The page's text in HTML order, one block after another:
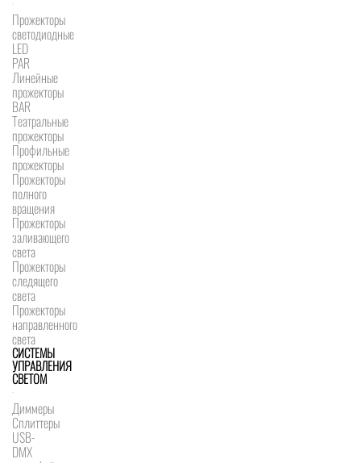
Прожекторы
светодиодные
LED
PAR
Линейные
прожекторы
BAR
Театральные
прожекторы
Профильные
прожекторы
Прожекторы
полного
вращения
Прожекторы
заливающего
света
Прожекторы
следящего
света
Прожекторы
направленного
света
СИСТЕМЫ
УПРАВЛЕНИЯ
СВЕТОМ
Диммеры
Сплиттеры
USB-
DMX